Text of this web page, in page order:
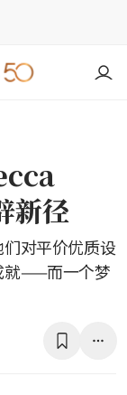
新径
对平价优质设
就——而一个梦